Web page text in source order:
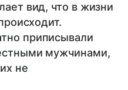
вид, что в жизни
приписывали
мужчинами,
не